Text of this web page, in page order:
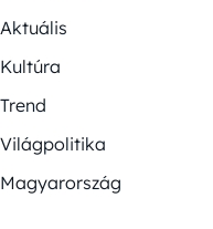
Aktuális
Kultúra
Trend
Világpolitika
Magyarország